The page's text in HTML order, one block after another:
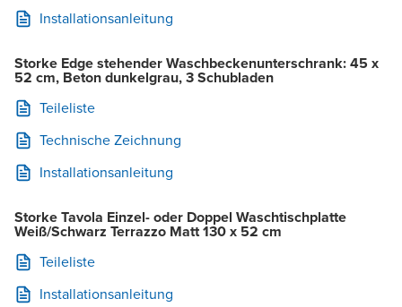
Installationsanleitung
Storke Edge stehender Waschbeckenunterschrank: 45 x
52 cm, Beton dunkelgrau, 3 Schubladen
Teileliste
Technische Zeichnung
Installationsanleitung
Storke Tavola Einzel- oder Doppel Waschtischplatte
Weiß/Schwarz Terrazzo Matt 130 x 52 cm
Teileliste
Installationsanleitung